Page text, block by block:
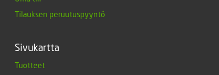
Tilauksen peruutuspyyntö
Sivukartta
Tuotteet